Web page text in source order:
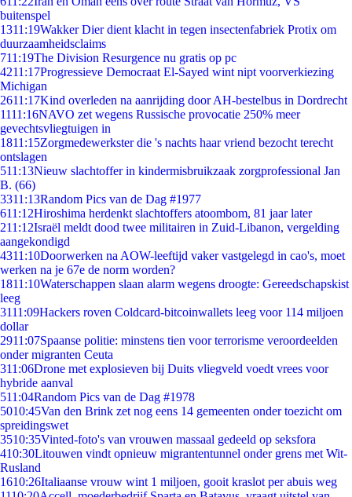
buitenspel
1311:19Wakker Dier dient klacht in tegen insectenfabriek Protix om
duurzaamheidsclaims
711:19The Division Resurgence nu gratis op pc
4211:17Progressieve Democraat El-Sayed wint nipt voorverkiezing
Michigan
2611:17Kind overleden na aanrijding door AH-bestelbus in Dordrecht
1111:16NAVO zet wegens Russische provocatie 250% meer
gevechtsvliegtuigen in
1811:15Zorgmedewerkster die 's nachts haar vriend bezocht terecht
ontslagen
511:13Nieuw slachtoffer in kindermisbruikzaak zorgprofessional Jan
B. (66)
3311:13Random Pics van de Dag #1977
611:12Hiroshima herdenkt slachtoffers atoombom, 81 jaar later
211:12Israël meldt dood twee militairen in Zuid-Libanon, vergelding
aangekondigd
4311:10Doorwerken na AOW-leeftijd vaker vastgelegd in cao's, moet
werken na je 67e de norm worden?
1811:10Waterschappen slaan alarm wegens droogte: Gereedschapskist
leeg
3111:09Hackers roven Coldcard-bitcoinwallets leeg voor 114 miljoen
dollar
2911:07Spaanse politie: minstens tien voor terrorisme veroordeelden
onder migranten Ceuta
311:06Drone met explosieven bij Duits vliegveld voedt vrees voor
hybride aanval
511:04Random Pics van de Dag #1978
5010:45Van den Brink zet nog eens 14 gemeenten onder toezicht om
spreidingswet
3510:35Vinted-foto's van vrouwen massaal gedeeld op seksfora
410:30Litouwen vindt opnieuw migrantentunnel onder grens met Wit-
Rusland
1610:26Italiaanse vrouw wint 1 miljoen, gooit kraslot per abuis weg